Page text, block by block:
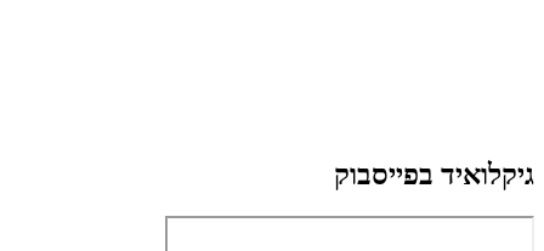
גיקלואיד בפייסבוק